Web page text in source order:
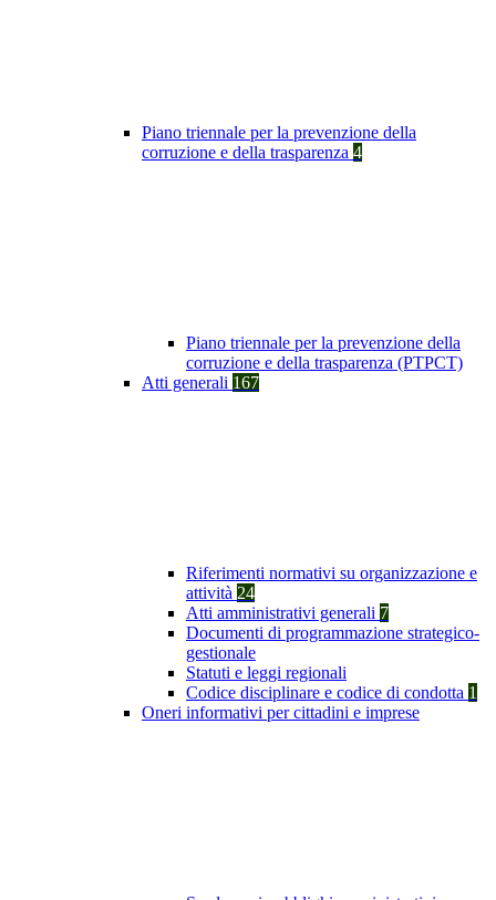
Piano triennale per la prevenzione della
corruzione e della trasparenza 4
Piano triennale per la prevenzione della
corruzione e della trasparenza (PTPCT)
Atti generali 167
Riferimenti normativi su organizzazione e
attività 24
Atti amministrativi generali 7
Documenti di programmazione strategico-
gestionale
Statuti e leggi regionali
Codice disciplinare e codice di condotta 1
Oneri informativi per cittadini e imprese